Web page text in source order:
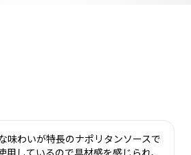
味わいが特長のナポリタンソースで
用しているので具材感を感じられ、